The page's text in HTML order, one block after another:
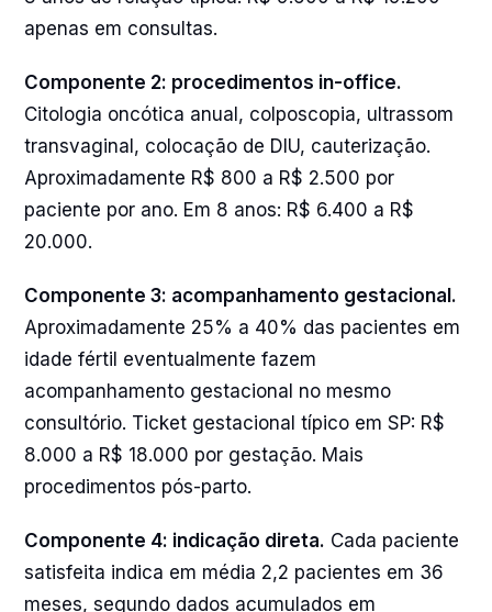
apenas em consultas.
Componente 2: procedimentos in-office.
Citologia oncótica anual, colposcopia, ultrassom
transvaginal, colocação de DIU, cauterização.
Aproximadamente R$ 800 a R$ 2.500 por
paciente por ano. Em 8 anos: R$ 6.400 a R$
20.000.
Componente 3: acompanhamento gestacional.
Aproximadamente 25% a 40% das pacientes em
idade fértil eventualmente fazem
acompanhamento gestacional no mesmo
consultório. Ticket gestacional típico em SP: R$
8.000 a R$ 18.000 por gestação. Mais
procedimentos pós-parto.
Componente 4: indicação direta. Cada paciente
satisfeita indica em média 2,2 pacientes em 36
meses, segundo dados acumulados em